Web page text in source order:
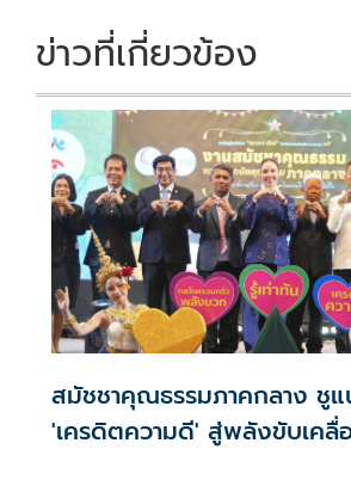
ข่าวที่เกี่ยวข้อง
สมัชชาคุณธรรมภาคกลาง ชู
'เครดิตความดี' สู่พลังขับเคลื่